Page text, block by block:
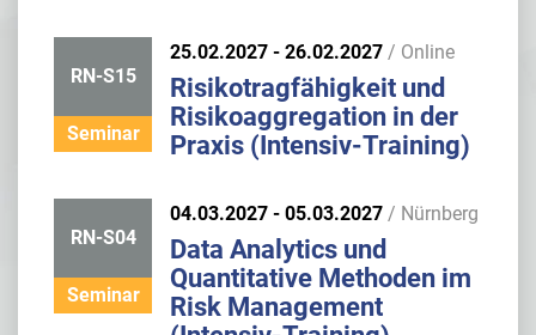
RN-S15
Seminar
25.02.2027 - 26.02.2027 / Online
Risikotragfähigkeit und
Risikoaggregation in der
Praxis (Intensiv-Training)
RN-S04
Seminar
04.03.2027 - 05.03.2027 / Nürnberg
Data Analytics und
Quantitative Methoden im
Risk Management